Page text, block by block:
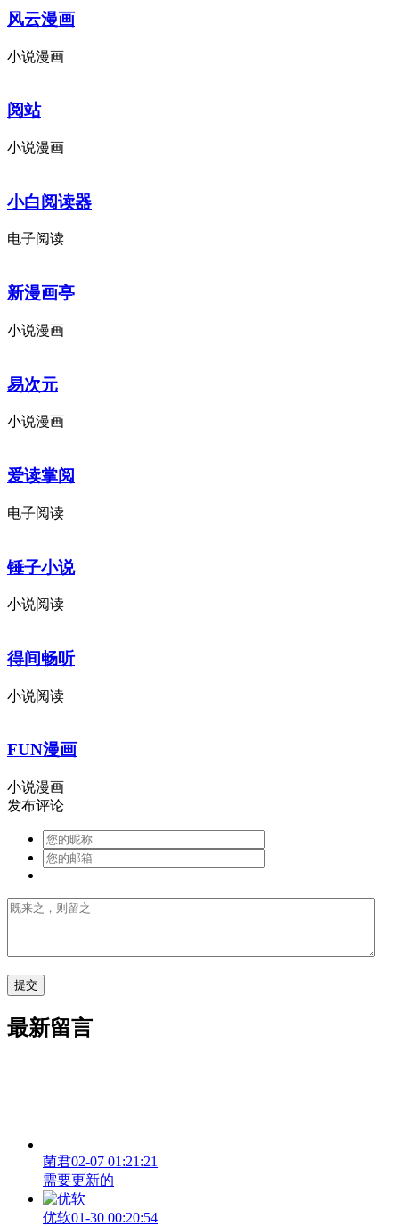
风云漫画
小说漫画
阅站
小说漫画
小白阅读器
电子阅读
新漫画亭
小说漫画
易次元
小说漫画
爱读掌阅
电子阅读
锤子小说
小说阅读
得间畅听
小说阅读
FUN漫画
小说漫画
发布评论
最新留言
菌君02-07 01:21:21
需要更新的
优软01-30 00:20:54